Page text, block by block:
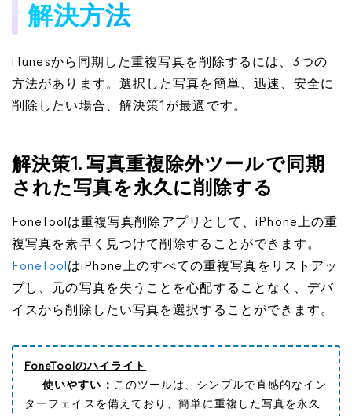
解決方法
iTunesから同期した重複写真を削除するには、3つの
方法があります。選択した写真を簡単、迅速、安全に
削除したい場合、解決策1が最適です。
解決策1. 写真重複除外ツールで同期
された写真を永久に削除する
FoneToolは重複写真削除アプリとして、iPhone上の重
複写真を素早く見つけて削除することができます。
FoneTool はiPhone上のすべての重複写真をリストアッ
プし、元の写真を失うことを心配することなく、デバ
イスから削除したい写真を選択することができます。
FoneToolのハイライト
使いやすい： このツールは、シンプルで直感的なイン
ターフェイスを備えており、簡単に重複した写真を永久